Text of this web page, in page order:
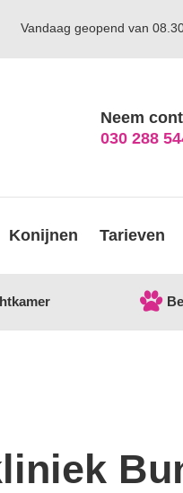
Vandaag geopend van
Neem
030 288
Konijnen Tarieven